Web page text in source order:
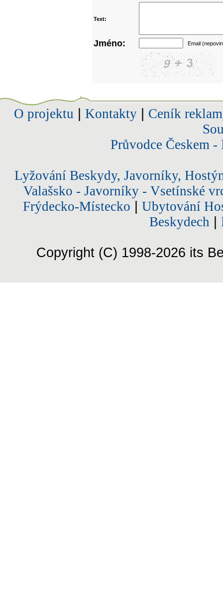
Text:
Jméno: Email
O projektu Kontakty| Ceník
Průvodce Českem
Lyžování Beskydy, Javorníky,
Valašsko - Javorníky - Vsetínské
Frýdecko-Místecko
Ubytování
Beskydech
Copyright (C) 1998-2026 its